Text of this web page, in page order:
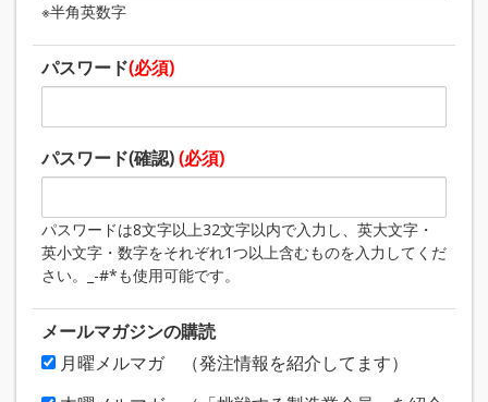
※半角英数字
パスワード(必須)
パスワード(確認)(必須)
パスワードは8文字以上32文字以内で入力し、英大文字・
英小文字・数字をそれぞれ1つ以上含むものを入力してくだ
さい。_-#*も使用可能です。
メールマガジンの購読
月曜メルマガ （発注情報を紹介してます）